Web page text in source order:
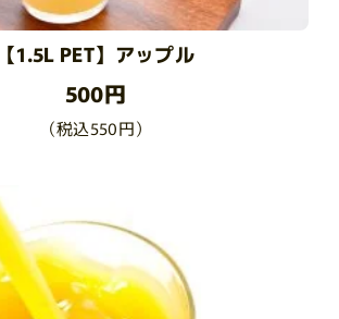
【1.5L PET】アップル
500円
（税込550円）